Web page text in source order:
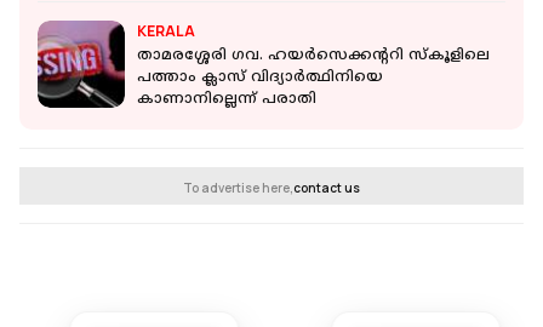
KERALA
താമരശ്ശേരി ഗവ. ഹയര്‍സെക്കന്ററി സ്‌കൂളിലെ
പത്താം ക്ലാസ് വിദ്യാര്‍ത്ഥിനിയെ
കാണാനില്ലെന്ന് പരാതി
To advertise here, contact us